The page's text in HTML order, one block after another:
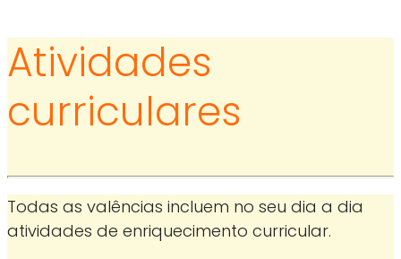
Atividades
curriculares
Todas as valências incluem no seu dia a dia
atividades de enriquecimento curricular.